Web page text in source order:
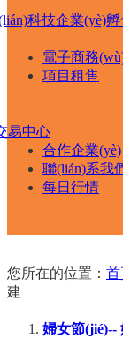
科技企業(yè)
電子商務
項目租售
易中心
合作企業(yè)
聯(lián)系我
每日行情
您所在的位置： 首
建
婦女節(jié)--